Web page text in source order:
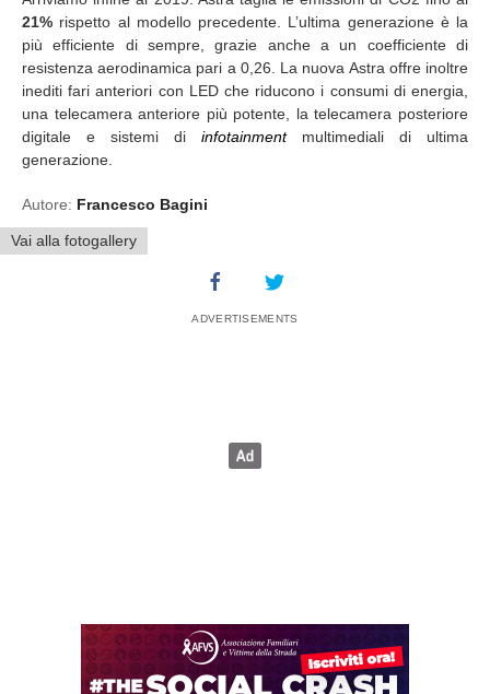
21% rispetto al modello precedente. L’ultima generazione è la
più efficiente di sempre, grazie anche a un coefficiente di
resistenza aerodinamica pari a 0,26. La nuova Astra offre inoltre
inediti fari anteriori con LED che riducono i consumi di energia,
una telecamera anteriore più potente, la telecamera posteriore
digitale e sistemi di infotainmentmultimediali di ultima
generazione.
Autore: Francesco Bagini
Vai alla fotogallery